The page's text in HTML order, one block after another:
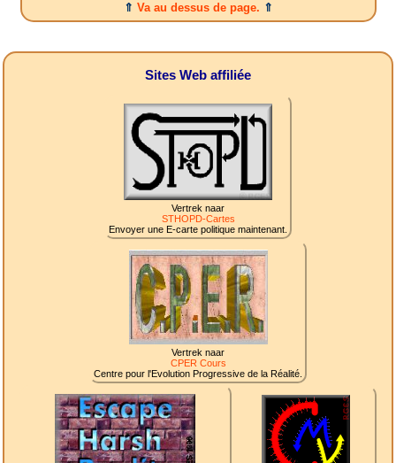
⇑ Va au dessus de page. ⇑
Sites Web affiliée
Vertrek naar
STHOPD-Cartes
Envoyer une E-carte politique maintenant.
Vertrek naar
CPER Cours
Centre pour l'Evolution Progressive de la Réalité.